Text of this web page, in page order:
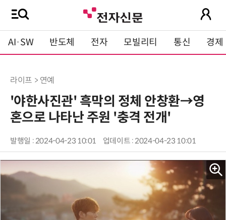
AI·SW 반도체 전자 모빌리티 통신 경제
라이프 > 연예
'야한사진관' 흑막의 정체 안창환→영
혼으로 나타난 주원 '충격 전개'
발행일 : 2024-04-23 10:01 업데이트 : 2024-04-23 10:01